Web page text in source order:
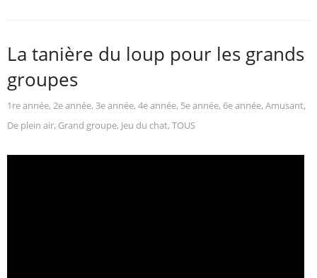
La tanière du loup pour les grands
groupes
1re année, 2e année, 3e année, 4e année, 5e année, 6e année, Amusant,
De plein air, Grand groupe, Jeu du chat, TOUS